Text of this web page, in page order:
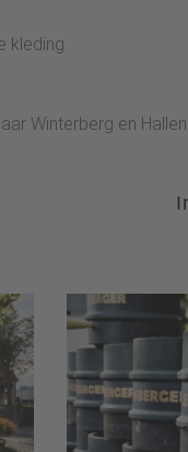
kleding.
Winterberg en